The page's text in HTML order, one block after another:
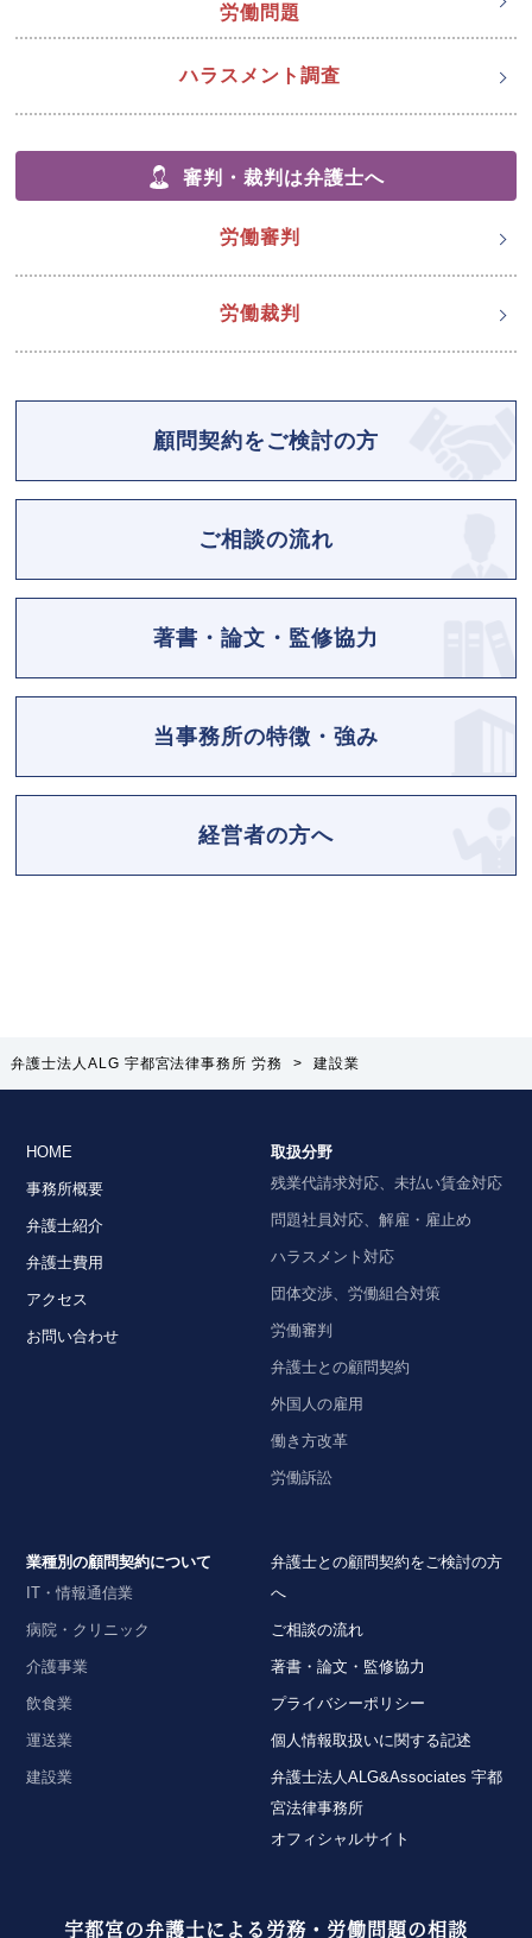
労働問題
ハラスメント調査
審判・裁判は弁護士へ
労働審判
労働裁判
顧問契約をご検討の方
ご相談の流れ
著書・論文・監修協力
当事務所の特徴・強み
経営者の方へ
弁護士法人ALG 宇都宮法律事務所 労務 > 建設業
HOME
事務所概要
弁護士紹介
弁護士費用
アクセス
お問い合わせ
取扱分野
残業代請求対応、未払い賃金対応
問題社員対応、解雇・雇止め
ハラスメント対応
団体交渉、労働組合対策
労働審判
弁護士との顧問契約
外国人の雇用
働き方改革
労働訴訟
業種別の顧問契約について
IT・情報通信業
病院・クリニック
介護事業
飲食業
運送業
建設業
弁護士との顧問契約をご検討の方
へ
ご相談の流れ
著書・論文・監修協力
プライバシーポリシー
個人情報取扱いに関する記述
弁護士法人ALG&Associates 宇都
宮法律事務所
オフィシャルサイト
宇都宮の弁護士による労務・労働問題の相談